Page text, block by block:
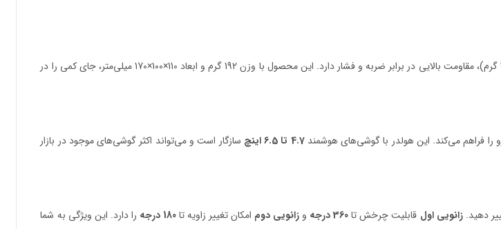
و پلاستیک ABS ساخته شده است که ضمن داشتن وزن کم (192 گرم)، مقاومت بالایی در برابر ضربه و فشار دارد. این محصول با وزن 192 گرم و ابعاد 110×100×170 میلی‌متر، جای کمی را در
را فراهم می‌کند. این هولدر با گوشی‌های هوشمند4.7 تا 6.5 اینچ
سازگار است و می‌تواند اکثر گوشی‌های موجود در بازار
دهید.زانویی اول قابلیت چرخش تا360 درجه و زانویی دوم امکان تغییر زاویه تا180 درجه
را دارد. این ویژگی به شما